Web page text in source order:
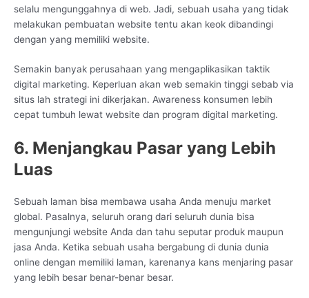
selalu mengunggahnya di web. Jadi, sebuah usaha yang tidak
melakukan pembuatan website tentu akan keok dibandingi
dengan yang memiliki website.
Semakin banyak perusahaan yang mengaplikasikan taktik
digital marketing. Keperluan akan web semakin tinggi sebab via
situs lah strategi ini dikerjakan. Awareness konsumen lebih
cepat tumbuh lewat website dan program digital marketing.
6. Menjangkau Pasar yang Lebih
Luas
Sebuah laman bisa membawa usaha Anda menuju market
global. Pasalnya, seluruh orang dari seluruh dunia bisa
mengunjungi website Anda dan tahu seputar produk maupun
jasa Anda. Ketika sebuah usaha bergabung di dunia dunia
online dengan memiliki laman, karenanya kans menjaring pasar
yang lebih besar benar-benar besar.